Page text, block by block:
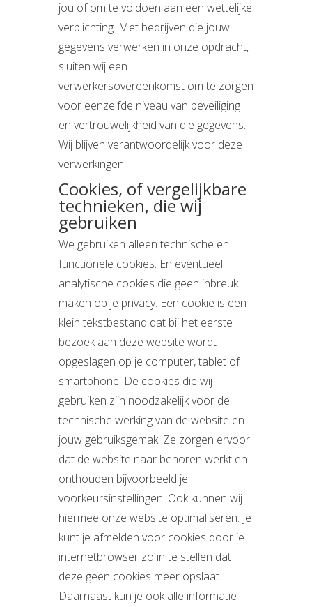
jou of om te voldoen aan een wettelijke
verplichting. Met bedrijven die jouw
gegevens verwerken in onze opdracht,
sluiten wij een
verwerkersovereenkomst om te zorgen
voor eenzelfde niveau van beveiliging
en vertrouwelijkheid van die gegevens.
Wij blijven verantwoordelijk voor deze
verwerkingen.
Cookies, of vergelijkbare
technieken, die wij
gebruiken
We gebruiken alleen technische en
functionele cookies. En eventueel
analytische cookies die geen inbreuk
maken op je privacy. Een cookie is een
klein tekstbestand dat bij het eerste
bezoek aan deze website wordt
opgeslagen op je computer, tablet of
smartphone. De cookies die wij
gebruiken zijn noodzakelijk voor de
technische werking van de website en
jouw gebruiksgemak. Ze zorgen ervoor
dat de website naar behoren werkt en
onthouden bijvoorbeeld je
voorkeursinstellingen. Ook kunnen wij
hiermee onze website optimaliseren. Je
kunt je afmelden voor cookies door je
internetbrowser zo in te stellen dat
deze geen cookies meer opslaat.
Daarnaast kun je ook alle informatie